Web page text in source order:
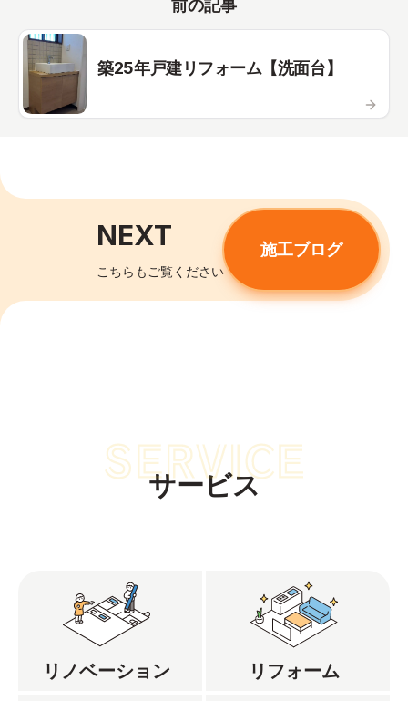
前の記事
築25年戸建リフォーム【洗面台】
NEXT
こちらもご覧ください
施工ブログ
サービス
リノベーション リフォーム